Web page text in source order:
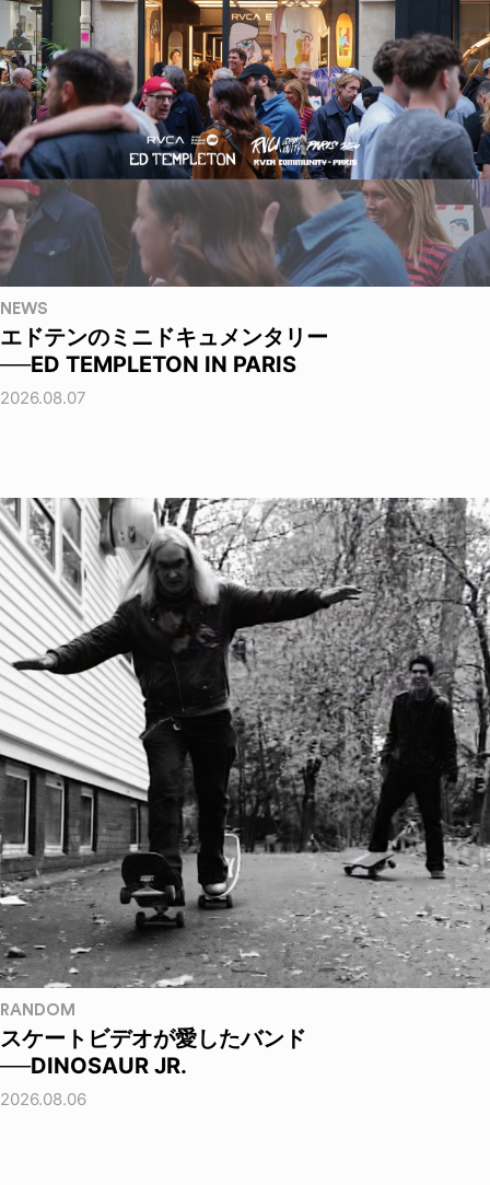
NEWS
エドテンのミニドキュメンタリー
──ED TEMPLETON IN PARIS
2026.08.07
RANDOM
スケートビデオが愛したバンド
──DINOSAUR JR.
2026.08.06